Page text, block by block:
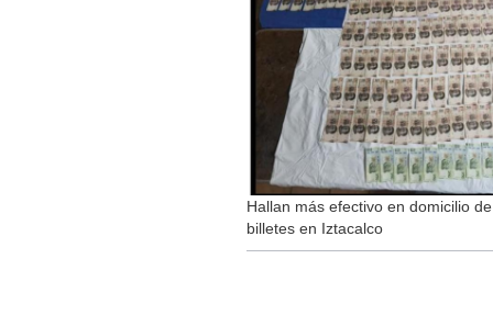
Hallan más efectivo en domicilio
billetes en Iztacalco